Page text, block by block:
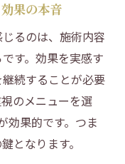
果の本音
るのは、施術内容
す。効果を実感す
続することが必要
のメニューを選
効果的です。つま
となります。